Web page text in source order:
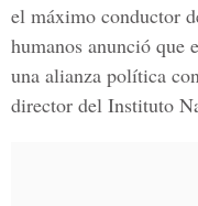
el máximo conductor
humanos anunció que
una alianza política
director del Instituto